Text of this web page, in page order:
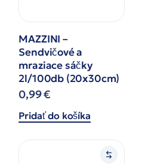
MAZZINI –
Sendvičové a
mraziace sáčky
2l/100db (20x30cm)
0,99€
Pridať do košíka